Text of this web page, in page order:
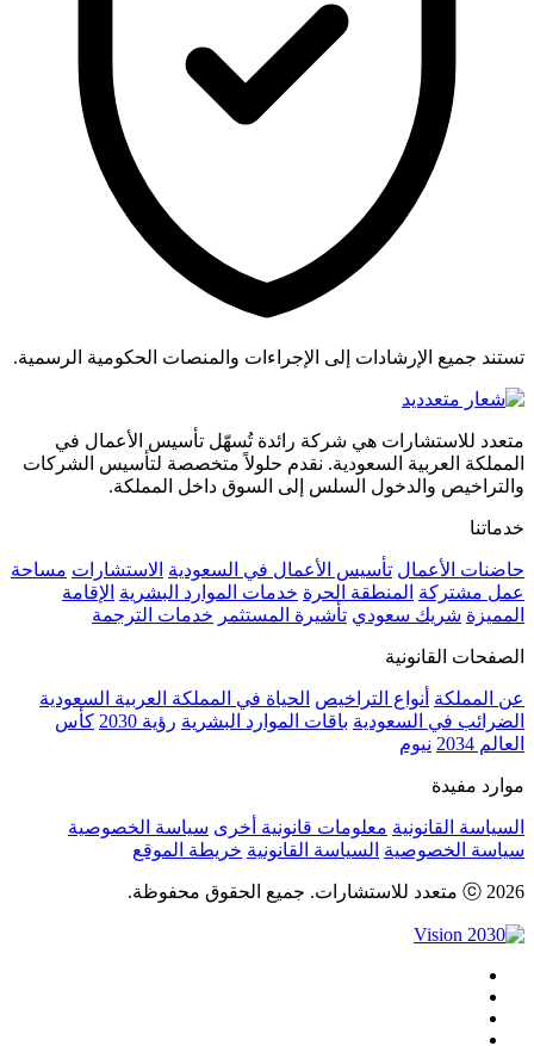
تستند جميع الإرشادات إلى الإجراءات والمنصات الحكومية الرسمية.
متعدد للاستشارات هي شركة رائدة تُسهّل تأسيس الأعمال في
المملكة العربية السعودية. نقدم حلولاً متخصصة لتأسيس الشركات
والتراخيص والدخول السلس إلى السوق داخل المملكة.
خدماتنا
حاضنات الأعمال تأسيس الأعمال في السعودية الاستشارات مساحة
عمل مشتركة المنطقة الحرة خدمات الموارد البشرية الإقامة
المميزة شريك سعودي تأشيرة المستثمر خدمات الترجمة
الصفحات القانونية
عن المملكة أنواع التراخيص الحياة في المملكة العربية السعودية
الضرائب في السعودية باقات الموارد البشرية رؤية 2030
كأس
العالم 2034
نيوم
موارد مفيدة
السياسة القانونية معلومات قانونية أخرى سياسة الخصوصية
سياسة الخصوصية السياسة القانونية خريطة الموقع
ⓒ 2026 متعدد للاستشارات. جميع الحقوق محفوظة.